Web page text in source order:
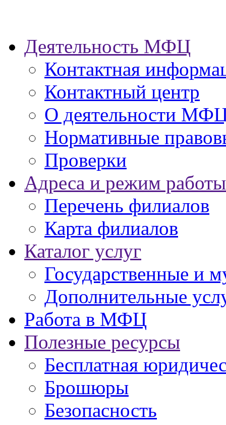
Деятельность МФЦ
Контактная
Контактный центр
О деятельности
Нормативные
Проверки
Адреса и режим работы
Перечень филиалов
Карта филиалов
Каталог услуг
Государственные и
Дополнительные
Работа в МФЦ
Полезные ресурсы
Бесплатная
Брошюры
Безопасность